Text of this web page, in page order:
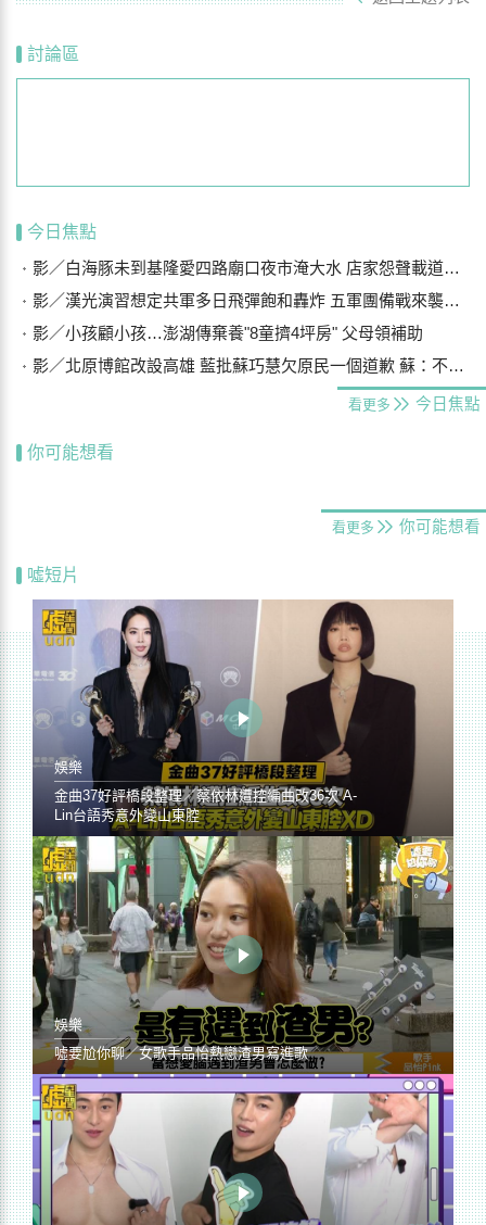
討論區
今日焦點
影／白海豚未到基隆愛四路廟口夜市淹大水 店家怨聲載道…封路排水
影／漢光演習想定共軍多日飛彈飽和轟炸 五軍團備戰來襲船團
影／小孩顧小孩…澎湖傳棄養"8童擠4坪房" 父母領補助
影／北原博館改設高雄 藍批蘇巧慧欠原民一個道歉 蘇：不要扭曲事實
看更多 今日焦點
你可能想看
看更多 你可能想看
噓短片
娛樂
金曲37好評橋段整理／蔡依林遭控編曲改36次 A-
Lin台語秀意外變山東腔
娛樂
噓要尬你聊／女歌手品怡熱戀渣男寫進歌